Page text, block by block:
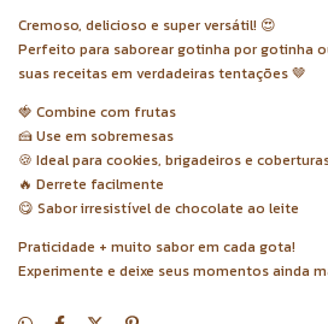
Cremoso, delicioso e super versátil! 😍
Perfeito para saborear gotinha por gotinha
suas receitas em verdadeiras tentações 🤎
🍓 Combine com frutas
🍰 Use em sobremesas
🍪 Ideal para cookies, brigadeiros e
🔥 Derrete facilmente
😋 Sabor irresistível de chocolate ao leite
Praticidade + muito sabor em cada gota!
Experimente e deixe seus momentos ainda